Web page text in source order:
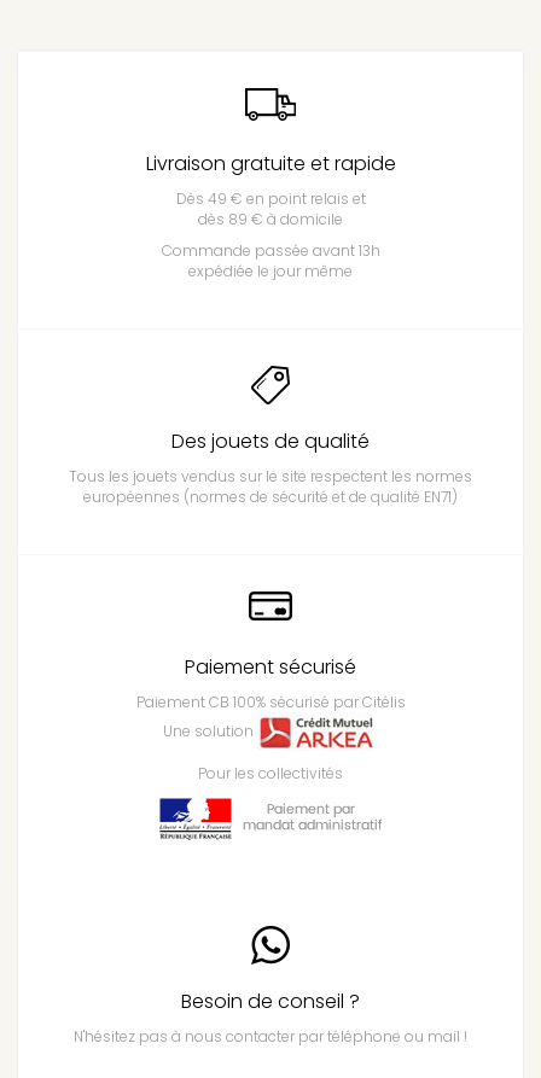
Livraison gratuite et rapide
Dès 49 € en point relais et
dès 89 € à domicile
Commande passée avant 13h
expédiée le jour même
Des jouets de qualité
Tous les jouets vendus sur le site respectent les normes
européennes (normes de sécurité et de qualité EN71)
Paiement sécurisé
Paiement CB 100% sécurisé par Citélis
Une solution
Pour les collectivités
Besoin de conseil ?
N'hésitez pas à nous contacter par téléphone ou mail !